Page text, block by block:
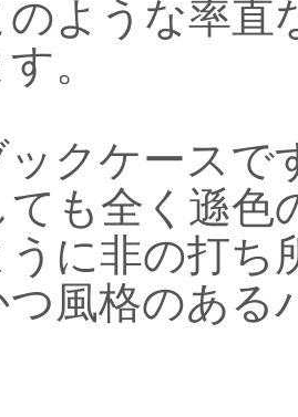
ような率直
。
クケースで
ても全く遜色
うに非の打ち
つ風格のあ